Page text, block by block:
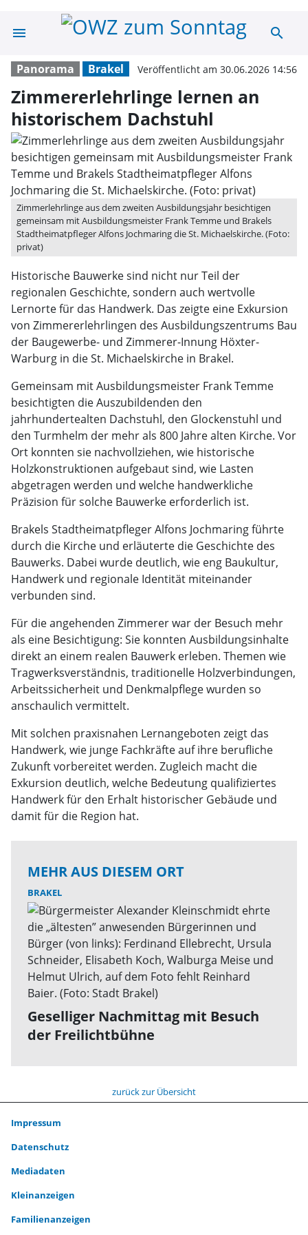
menu search
Panorama Brakel Veröffentlicht am 30.06.2026 14:56
Zimmererlehrlinge lernen an
historischem Dachstuhl
Zimmerlehrlinge aus dem zweiten Ausbildungsjahr besichtigen
gemeinsam mit Ausbildungsmeister Frank Temme und Brakels
Stadtheimatpfleger Alfons Jochmaring die St. Michaelskirche. (Foto:
privat)
Historische Bauwerke sind nicht nur Teil der
regionalen Geschichte, sondern auch wertvolle
Lernorte für das Handwerk. Das zeigte eine Exkursion
von Zimmererlehrlingen des Ausbildungszentrums Bau
der Baugewerbe- und Zimmerer-Innung Höxter-
Warburg in die St. Michaelskirche in Brakel.
Gemeinsam mit Ausbildungsmeister Frank Temme
besichtigten die Auszubildenden den
jahrhundertealten Dachstuhl, den Glockenstuhl und
den Turmhelm der mehr als 800 Jahre alten Kirche. Vor
Ort konnten sie nachvollziehen, wie historische
Holzkonstruktionen aufgebaut sind, wie Lasten
abgetragen werden und welche handwerkliche
Präzision für solche Bauwerke erforderlich ist.
Brakels Stadtheimatpfleger Alfons Jochmaring führte
durch die Kirche und erläuterte die Geschichte des
Bauwerks. Dabei wurde deutlich, wie eng Baukultur,
Handwerk und regionale Identität miteinander
verbunden sind.
Für die angehenden Zimmerer war der Besuch mehr
als eine Besichtigung: Sie konnten Ausbildungsinhalte
direkt an einem realen Bauwerk erleben. Themen wie
Tragwerksverständnis, traditionelle Holzverbindungen,
Arbeitssicherheit und Denkmalpflege wurden so
anschaulich vermittelt.
Mit solchen praxisnahen Lernangeboten zeigt das
Handwerk, wie junge Fachkräfte auf ihre berufliche
Zukunft vorbereitet werden. Zugleich macht die
Exkursion deutlich, welche Bedeutung qualifiziertes
Handwerk für den Erhalt historischer Gebäude und
damit für die Region hat.
MEHR AUS DIESEM ORT
BRAKEL
Geselliger Nachmittag mit Besuch
der Freilichtbühne
zurück zur Übersicht
Impressum
Datenschutz
Mediadaten
Kleinanzeigen
Familienanzeigen